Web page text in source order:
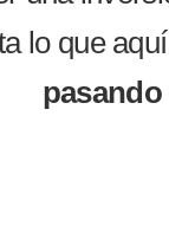
lo que